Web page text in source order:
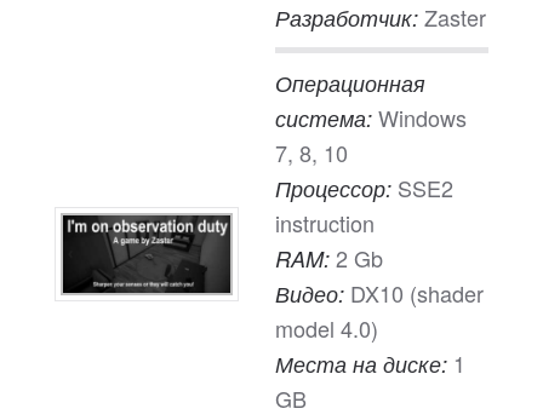
Разработчик: Zaster
Операционная
система: Windows
7, 8, 10
Процессор: SSE2
instruction
RAM: 2 Gb
Видео: DX10 (shader
model 4.0)
Места на диске: 1
GB